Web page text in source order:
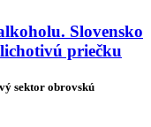
Slovensko
priečku
sektor obrovskú